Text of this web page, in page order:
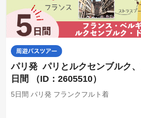
パリ発 パリとルクセンブルク
日間 （ID：2605510）
5日間 パリ発 フランクフルト着